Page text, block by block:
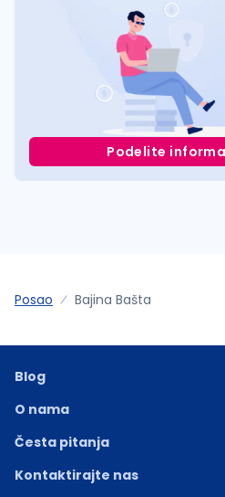
Podelite
Posao Bajina Bašta
Blog
O nama
Česta pitanja
Kontaktirajte nas